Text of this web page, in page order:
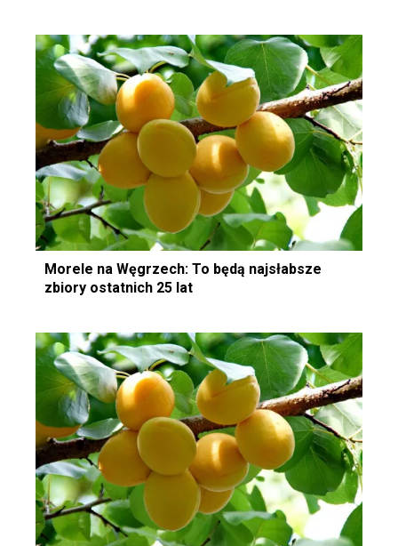
Morele na Węgrzech: To będą najsłabsze
zbiory ostatnich 25 lat